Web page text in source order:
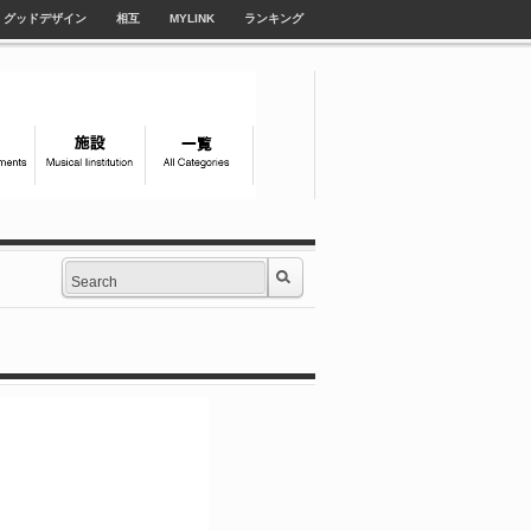
グッドデザイン 相互 MYLINK ランキング